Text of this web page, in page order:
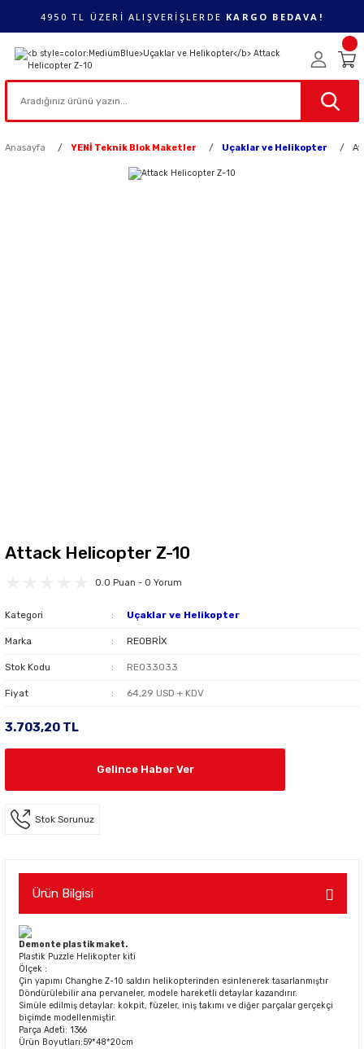
4950 TL ÜZERİ ALIŞVERİŞLERDE KARGO BEDAVA!
Anasayfa YENİ Teknik Blok Maketler Uçaklar ve Helikopter
Attack Helicopter Z-10
0.0 Puan - 0 Yorum
Kategori Uçaklar ve Helikopter
Marka REOBRİX
Stok Kodu REO33033
Fiyat 64,29 USD + KDV
3.703,20 TL
Gelince Haber Ver
Stok Sorunuz
Ürün Bilgisi
Demonte plastik maket.
Plastik Puzzle Helikopter kiti
Ölçek :
Çin yapımı Changhe Z-10 saldırı helikopterinden esinlenerek tasarlanmıştır
Döndürülebilir ana pervaneler, modele hareketli detaylar kazandırır.
Simüle edilmiş detaylar: kokpit, füzeler, iniş takımı ve diğer parçalar gerçekçi
biçimde modellenmiştir.
Parça Adeti: 1366
Ürün Boyutları:59*48*20cm